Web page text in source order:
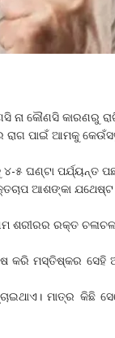
କୌଣସି କାରଣରୁ
ରାଗ ପାଇଁ ଆମକୁ
୫ ଘଣ୍ଟା ପର୍ଯ୍ୟନ୍ତ
ଆଶଙ୍କା
ରକ୍ତ ଚଳାଚଳ
ମସ୍ତିଷ୍କର ସେହି
ମାତ୍ର କିଛି